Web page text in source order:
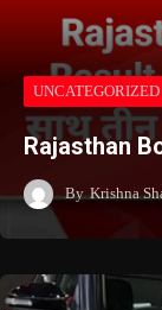
UNCATEGORIZED
Rajasthan
By Krishna